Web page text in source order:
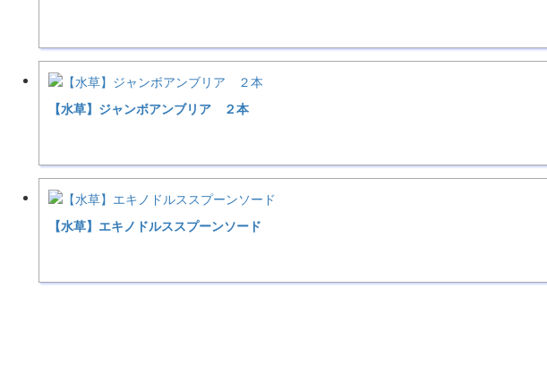
【水草】ジャンボアンブリア ２本
【水草】エキノドルススプーンソード